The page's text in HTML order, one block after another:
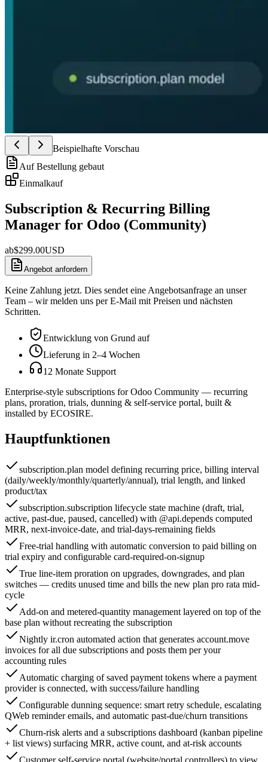
Beispielhafte Vorschau
Auf Bestellung gebaut
Einmalkauf
Subscription & Recurring Billing
Manager for Odoo (Community)
ab$299.00USD
Angebot anfordern
Keine Zahlung jetzt. Dies sendet eine Angebotsanfrage an unser
Team – wir melden uns per E-Mail mit Preisen und nächsten
Schritten.
Entwicklung von Grund auf
Lieferung in 2–4 Wochen
12 Monate Support
Enterprise-style subscriptions for Odoo Community — recurring
plans, proration, trials, dunning & self-service portal, built &
installed by ECOSIRE.
Hauptfunktionen
subscription.plan model defining recurring price, billing interval
(daily/weekly/monthly/quarterly/annual), trial length, and linked
product/tax
subscription.subscription lifecycle state machine (draft, trial,
active, past-due, paused, cancelled) with @api.depends computed
MRR, next-invoice-date, and trial-days-remaining fields
Free-trial handling with automatic conversion to paid billing on
trial expiry and configurable card-required-on-signup
True line-item proration on upgrades, downgrades, and plan
switches — credits unused time and bills the new plan pro rata mid-
cycle
Add-on and metered-quantity management layered on top of the
base plan without recreating the subscription
Nightly ir.cron automated action that generates account.move
invoices for all due subscriptions and posts them per your
accounting rules
Automatic charging of saved payment tokens where a payment
provider is connected, with success/failure handling
Configurable dunning sequence: smart retry schedule, escalating
QWeb reminder emails, and automatic past-due/churn transitions
Churn-risk alerts and a subscriptions dashboard (kanban pipeline
+ list views) surfacing MRR, active count, and at-risk accounts